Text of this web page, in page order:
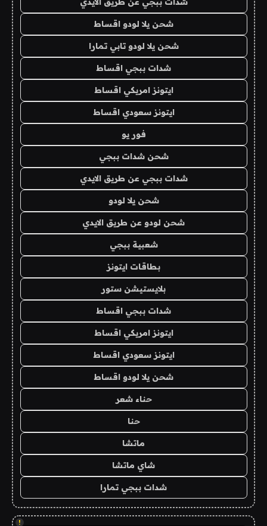
شحن يلا لودو اقساط
شحن يلا لودو تابي تمارا
شدات ببجي اقساط
ايتونز امريكي اقساط
ايتونز سعودي اقساط
فور يو
شحن شدات ببجي
شدات ببجي عن طريق الايدي
شحن يلا لودو
شحن لودو عن طريق الايدي
شعبية ببجي
بطاقات ايتونز
بلايستيشن ستور
شدات ببجي اقساط
ايتونز امريكي اقساط
ايتونز سعودي اقساط
شحن يلا لودو اقساط
حناء شعر
حنا
ماتشا
شاي ماتشا
شدات ببجي تمارا
!